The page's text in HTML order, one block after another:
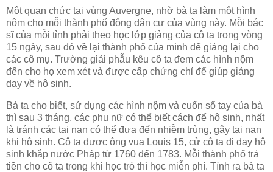
Một quan chức tại vùng Auvergne, nhờ bà ta làm một hình
nộm cho mỗi thành phố đông dân cư của vùng này. Mỗi bác
sĩ của mỗi tỉnh phải theo học lớp giảng của cô ta trong vòng
15 ngày, sau đó về lại thành phố của mình để giảng lại cho
các cô mụ. Trường giải phẫu kêu cô ta đem các hình nộm
đến cho họ xem xét và được cấp chứng chỉ để giúp giảng
dạy về hộ sinh.
Bà ta cho biết, sử dụng các hình nộm và cuốn sổ tay của bà
thì sau 3 tháng, các phụ nữ có thể biết cách để hộ sinh, nhất
là tránh các tai nạn có thể đưa đến nhiễm trùng, gây tai nạn
khi hộ sinh. Cô ta được ông vua Louis 15, cử cô ta đi dạy hộ
sinh khắp nước Pháp từ 1760 đến 1783. Mỗi thành phố trả
tiền cho cô ta trong khi học trò thì học miễn phí. Tính ra bà ta